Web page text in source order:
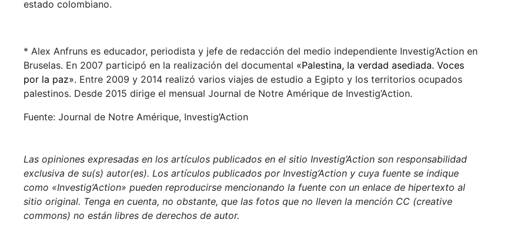
estado colombiano.
* Alex Anfruns es educador, periodista y jefe de redacción del medio independiente Investig’Action en
Bruselas. En 2007 participó en la realización del documental «Palestina, la verdad asediada. Voces
por la paz». Entre 2009 y 2014 realizó varios viajes de estudio a Egipto y los territorios ocupados
palestinos. Desde 2015 dirige el mensual Journal de Notre Amérique de Investig’Action.
Fuente: Journal de Notre Amérique, Investig’Action
Las opiniones expresadas en los artículos publicados en el sitio Investig’Action son responsabilidad
exclusiva de su(s) autor(es). Los artículos publicados por Investig’Action y cuya fuente se indique
como «Investig’Action» pueden reproducirse mencionando la fuente con un enlace de hipertexto al
sitio original. Tenga en cuenta, no obstante, que las fotos que no lleven la mención CC (creative
commons) no están libres de derechos de autor.